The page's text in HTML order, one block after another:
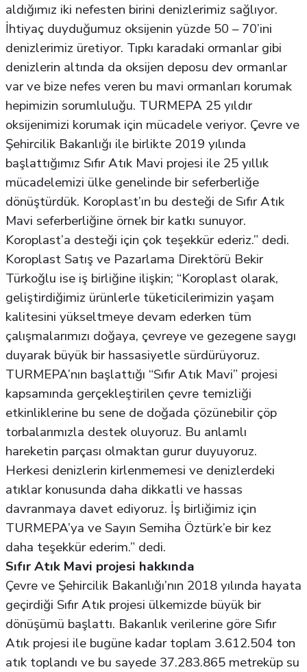
aldığımız iki nefesten birini denizlerimiz sağlıyor.
İhtiyaç duyduğumuz oksijenin yüzde 50 – 70’ini
denizlerimiz üretiyor. Tıpkı karadaki ormanlar gibi
denizlerin altında da oksijen deposu dev ormanlar
var ve bize nefes veren bu mavi ormanları korumak
hepimizin sorumluluğu. TURMEPA 25 yıldır
oksijenimizi korumak için mücadele veriyor. Çevre ve
Şehircilik Bakanlığı ile birlikte 2019 yılında
başlattığımız Sıfır Atık Mavi projesi ile 25 yıllık
mücadelemizi ülke genelinde bir seferberliğe
dönüştürdük. Koroplast’ın bu desteği de Sıfır Atık
Mavi seferberliğine örnek bir katkı sunuyor.
Koroplast’a desteği için çok teşekkür ederiz.” dedi.
Koroplast Satış ve Pazarlama Direktörü Bekir
Türkoğlu ise iş birliğine ilişkin; “Koroplast olarak,
geliştirdiğimiz ürünlerle tüketicilerimizin yaşam
kalitesini yükseltmeye devam ederken tüm
çalışmalarımızı doğaya, çevreye ve gezegene saygı
duyarak büyük bir hassasiyetle sürdürüyoruz.
TURMEPA’nın başlattığı “Sıfır Atık Mavi” projesi
kapsamında gerçekleştirilen çevre temizliği
etkinliklerine bu sene de doğada çözünebilir çöp
torbalarımızla destek oluyoruz. Bu anlamlı
hareketin parçası olmaktan gurur duyuyoruz.
Herkesi denizlerin kirlenmemesi ve denizlerdeki
atıklar konusunda daha dikkatli ve hassas
davranmaya davet ediyoruz. İş birliğimiz için
TURMEPA’ya ve Sayın Semiha Öztürk’e bir kez
daha teşekkür ederim.” dedi.
Sıfır Atık Mavi projesi hakkında
Çevre ve Şehircilik Bakanlığı’nın 2018 yılında hayata
geçirdiği Sıfır Atık projesi ülkemizde büyük bir
dönüşümü başlattı. Bakanlık verilerine göre Sıfır
Atık projesi ile bugüne kadar toplam 3.612.504 ton
atık toplandı ve bu sayede 37.283.865 metreküp su